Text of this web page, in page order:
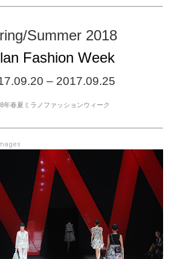
Summer 2018
Fashion Week
– 2017.09.25
年春夏ミラノファッションウィーク